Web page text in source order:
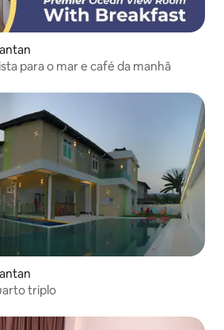
para o mar e café da manhã
triplo